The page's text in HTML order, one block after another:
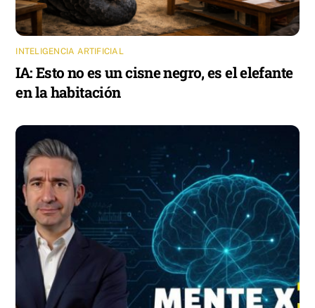
INTELIGENCIA ARTIFICIAL
IA: Esto no es un cisne negro, es el elefante
en la habitación